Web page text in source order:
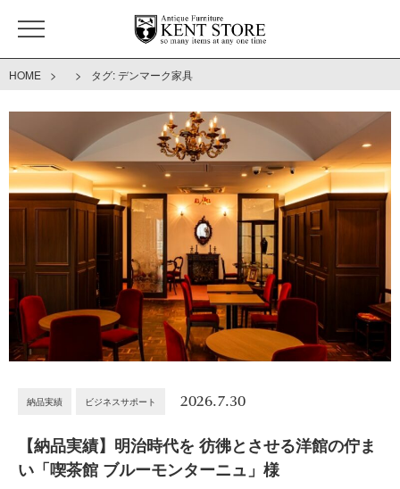
HOME > > タグ:デンマーク家具
納品実績 ビジネスサポート 2026.7.30
【納品実績】明治時代を 彷彿とさせる洋館の佇ま
い「喫茶館 ブルーモンターニュ」様